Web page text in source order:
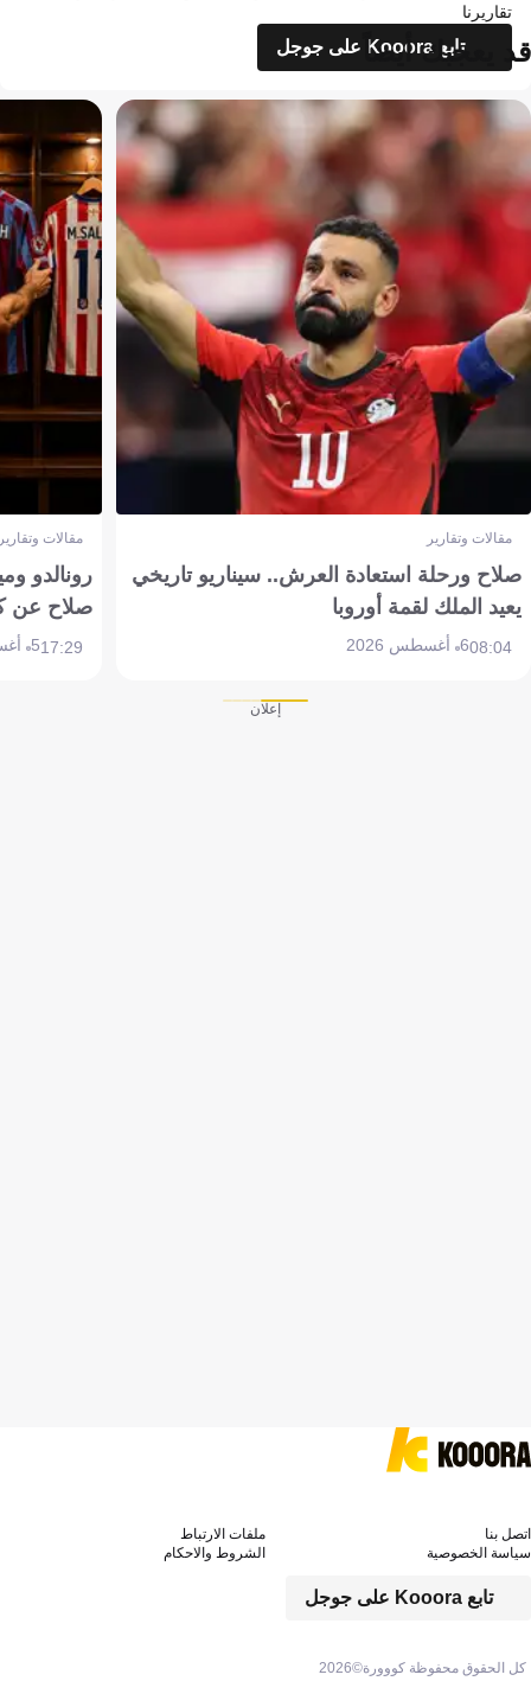
تقاريرنا
تابع Kooora على جوجل
قد يعجبك أيضاً
مقالات وتقارير
صلاح ورحلة استعادة العرش.. سيناريو تاريخي
يعيد الملك لقمة أوروبا
08:046 أغسطس 2026
مقالات
رونالدو
صلاح عن
17:295 أغسطس 2026
إعلان
كل الحقوق محفوظة كووورة©2026
تابع Kooora على جوجل
اتصل بنا
ملفات الارتباط
سياسة الخصوصية
الشروط والاحكام